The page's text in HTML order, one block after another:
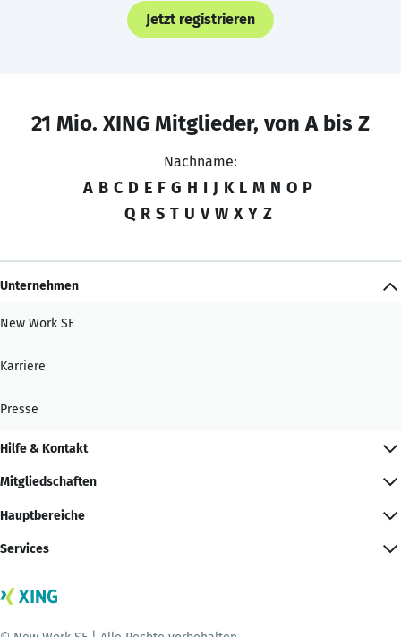
Jetzt registrieren
21 Mio. XING Mitglieder, von A bis Z
Nachname:
A B C D E F G H I J K L M N O P
Q R S T U V W X Y Z
Unternehmen
New Work SE
Karriere
Presse
Hilfe & Kontakt
Mitgliedschaften
Hauptbereiche
Services